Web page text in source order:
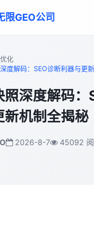
限GEO公司
化
度解码：SEO诊断利器与更
照深度解码：
新机制全揭秘
2026-8-7 45092